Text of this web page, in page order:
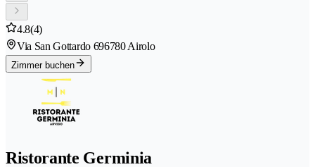
4.8(4)
Via San Gottardo 696780 Airolo
Zimmer buchen
Ristorante Germinia